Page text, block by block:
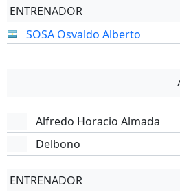
ENTRENADOR
SOSA Osvaldo Alberto
Alfredo Horacio Almada
Delbono
ENTRENADOR